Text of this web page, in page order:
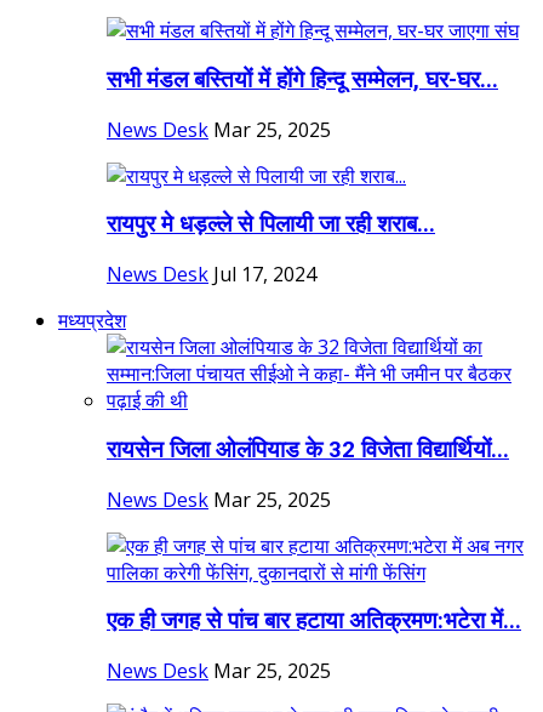
सभी मंडल बस्तियों में होंगे हिन्दू सम्मेलन, घर-घर...
News Desk Mar 25, 2025
रायपुर मे धड़ल्ले से पिलायी जा रही शराब...
News Desk Jul 17, 2024
मध्यप्रदेश
रायसेन जिला ओलंपियाड के 32 विजेता विद्यार्थियों...
News Desk Mar 25, 2025
एक ही जगह से पांच बार हटाया अतिक्रमण:भटेरा में...
News Desk Mar 25, 2025